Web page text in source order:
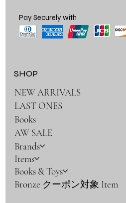
SHOP
NEW ARRIVALS
LAST ONES
Books
AW SALE
Brands
Items
Books & Toys
Bronze クーポン対象 Item
Pay Securely with